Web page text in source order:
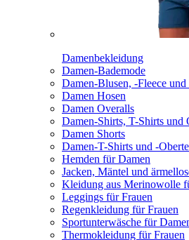
Damenbekleidung
Damen-Bademode
Damen-Blusen, -Fleece
Damen Hosen
Damen Overalls
Damen-Shirts, T-Shirts und
Damen Shorts
Damen-T-Shirts und -
Hemden für Damen
Jacken, Mäntel und
Kleidung aus Merinowolle
Leggings für Frauen
Regenkleidung für Frauen
Sportunterwäsche für
Thermokleidung für Frauen